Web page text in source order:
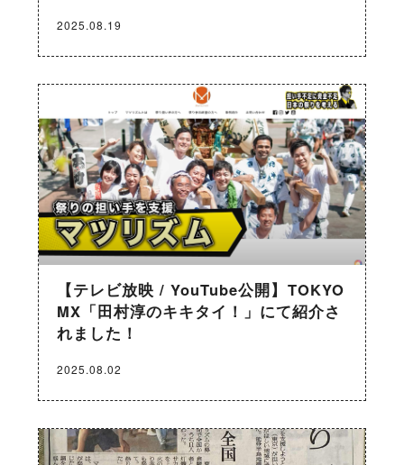
2025.08.19
【テレビ放映 / YouTube公開】TOKYO
MX「田村淳のキキタイ！」にて紹介さ
れました！
2025.08.02